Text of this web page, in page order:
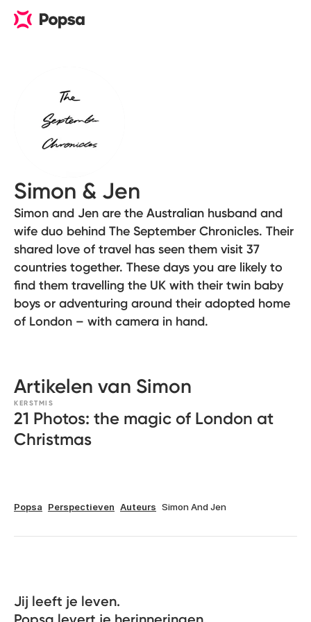
Simon & Jen
Simon and Jen are the Australian husband and
wife duo behind The September Chronicles. Their
shared love of travel has seen them visit 37
countries together. These days you are likely to
find them travelling the UK with their twin baby
boys or adventuring around their adopted home
of London – with camera in hand.
Artikelen van Simon
KERSTMIS
21 Photos: the magic of London at
Christmas
Popsa Perspectieven Auteurs Simon And Jen
Jij leeft je leven.